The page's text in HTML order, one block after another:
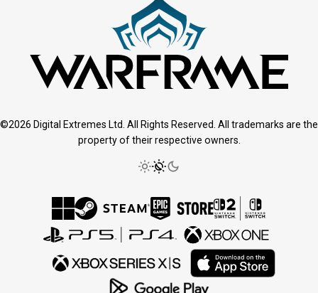
©2026 Digital Extremes Ltd. All Rights Reserved. All trademarks are the
property of their respective owners.